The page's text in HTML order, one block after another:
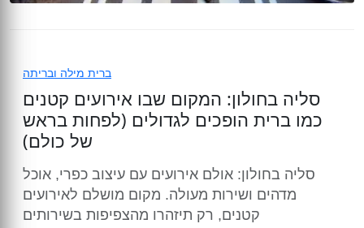
ברית מילה ובריתה
סליה בחולון: המקום שבו אירועים קטנים
כמו ברית הופכים לגדולים (לפחות בראש
של כולם)
סליה בחולון: אולם אירועים עם עיצוב כפרי, אוכל
מדהים ושירות מעולה. מקום מושלם לאירועים
קטנים, רק תיזהרו מהצפיפות בשירותים